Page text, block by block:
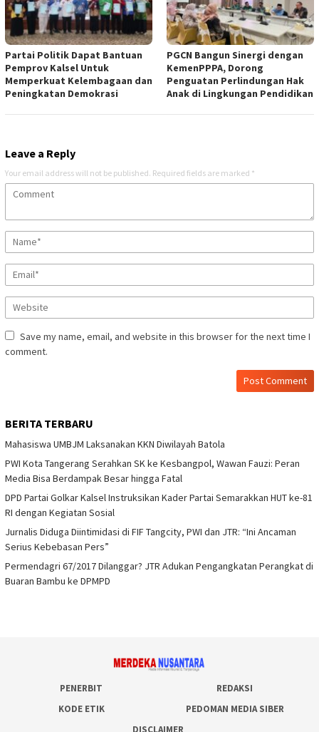
Partai Politik Dapat Bantuan
Pemprov Kalsel Untuk
Memperkuat Kelembagaan dan
Peningkatan Demokrasi
PGCN Bangun Sinergi dengan
KemenPPPA, Dorong
Penguatan Perlindungan Hak
Anak di Lingkungan Pendidikan
Leave a Reply
Your email address will not be published. Required fields are marked *
Save my name, email, and website in this browser for the next time I
comment.
BERITA TERBARU
Mahasiswa UMBJM Laksanakan KKN Diwilayah Batola
PWI Kota Tangerang Serahkan SK ke Kesbangpol, Wawan Fauzi: Peran
Media Bisa Berdampak Besar hingga Fatal
DPD Partai Golkar Kalsel Instruksikan Kader Partai Semarakkan HUT ke-81
RI dengan Kegiatan Sosial
Jurnalis Diduga Diintimidasi di FIF Tangcity, PWI dan JTR: “Ini Ancaman
Serius Kebebasan Pers”
Permendagri 67/2017 Dilanggar? JTR Adukan Pengangkatan Perangkat di
Buaran Bambu ke DPMPD
PENERBIT
REDAKSI
KODE ETIK
PEDOMAN MEDIA SIBER